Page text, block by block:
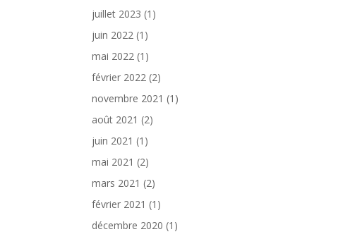
juillet 2023 (1)
juin 2022 (1)
mai 2022 (1)
février 2022 (2)
novembre 2021 (1)
août 2021 (2)
juin 2021 (1)
mai 2021 (2)
mars 2021 (2)
février 2021 (1)
décembre 2020 (1)